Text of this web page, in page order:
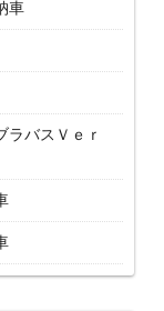
車
ラバスＶｅｒ